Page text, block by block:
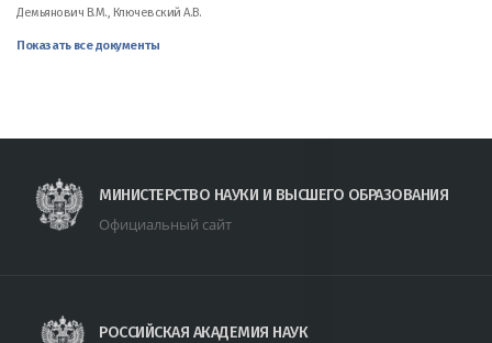
Демьянович В.М., Ключевский А.В.
Показать все документы
МИНИСТЕРСТВО НАУКИ И ВЫСШЕГО ОБРАЗОВАНИЯ
Официальный сайт
РОССИЙСКАЯ АКАДЕМИЯ НАУК